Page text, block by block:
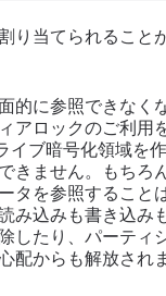
り当てられること
的に参照できなく
アロックのご利用
イブ暗号化領域を
きません。もちろ
タを参照すること
み込みも書き込み
したり、パーティ
配からも解放され